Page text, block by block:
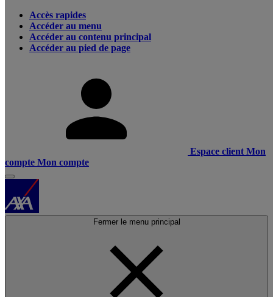
Accès rapides
Accéder au menu
Accéder au contenu principal
Accéder au pied de page
Espace client Mon
compte Mon compte
Fermer le menu principal